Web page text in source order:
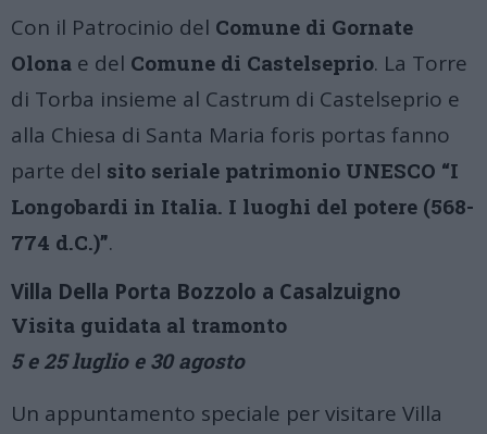
Con il Patrocinio del Comune di Gornate
Olona e del Comune di Castelseprio. La Torre
di Torba insieme al Castrum di Castelseprio e
alla Chiesa di Santa Maria foris portas fanno
parte del sito seriale patrimonio UNESCO “I
Longobardi in Italia. I luoghi del potere (568-
774 d.C.)”.
Villa Della Porta Bozzolo a Casalzuigno
Visita guidata al tramonto
5 e 25 luglio e 30 agosto
Un appuntamento speciale per visitare Villa